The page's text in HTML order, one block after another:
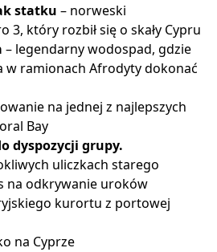
statku – norweski
3, który rozbił się o skały Cypru
– legendarny wodospad, gdzie
w ramionach Afrodyty dokonać
na jednej z najlepszych
Bay
dyspozycji grupy.
uliczkach starego
na odkrywanie uroków
kurortu z portowej
na Cyprze